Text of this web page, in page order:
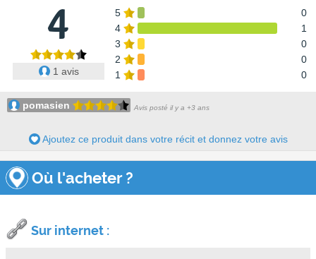
4
1 avis
5
0
4
1
3
0
2
0
1
0
pomasien Avis posté il y a +3 ans
Ajoutez ce produit dans votre récit et donnez votre avis
Où l'acheter ?
Sur internet :